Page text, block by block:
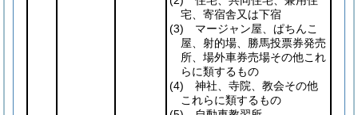
宅、寄宿舎又は下宿
(3) マージャン屋、ぱちんこ
屋、射的場、勝馬投票券発売
所、場外車券売場その他これ
らに類するもの
(4) 神社、寺院、教会その他
これらに類するもの